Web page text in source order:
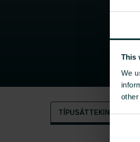
This
We
TÍPUSÁTTEKINTÉS